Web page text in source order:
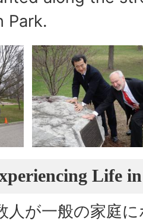
Park.
Life
人が一般の家庭